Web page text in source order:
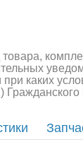
при каких